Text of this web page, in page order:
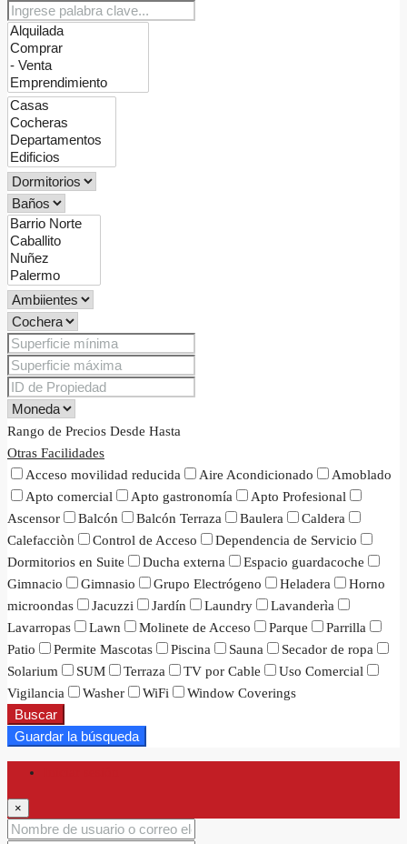
Rango de Precios Desde Hasta
Otras Facilidades
Acceso movilidad reducida
Aire Acondicionado
Amoblado
Apto comercial
Apto gastronomía
Apto Profesional
Ascensor
Balcón Balcón Terraza Baulera
Caldera
Calefacciòn
Control de Acceso
Dependencia de Servicio
Dormitorios en Suite
Ducha externa
Espacio guardacoche
Gimnacio
Gimnasio Grupo Electrógeno Heladera
Horno
microondas
Jacuzzi Jardín Laundry
Lavanderìa
Lavarropas
Lawn Molinete de Acceso Parque
Parrilla
Patio
Permite Mascotas Piscina Sauna
Secador de ropa
Solarium
SUM Terraza TV por Cable
Uso Comercial
Vigilancia
Washer WiFi Window Coverings
Buscar
Guardar la búsqueda
×